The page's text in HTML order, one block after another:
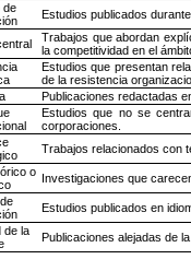
de
Estudios publicados
Trabajos que abordan
la competitividad en el
Estudios que presentan
de la resistencia
Publicaciones redactadas
Estudios que no se
corporaciones.
Trabajos relacionados con
o
Investigaciones que
Estudios publicados en
de la
Publicaciones alejadas de